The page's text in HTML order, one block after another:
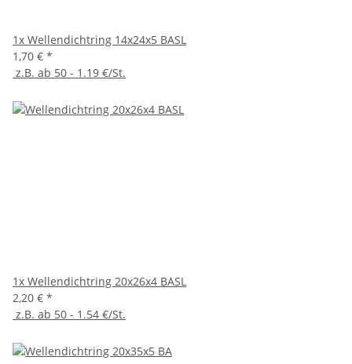
1x Wellendichtring 14x24x5 BASL
1,70 € *
z.B. ab 50 - 1.19 €/St.
1x Wellendichtring 20x26x4 BASL
2,20 € *
z.B. ab 50 - 1.54 €/St.